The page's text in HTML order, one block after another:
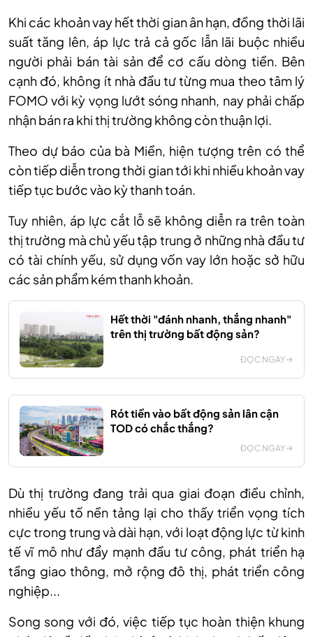
Khi các khoản vay hết thời gian ân hạn, đồng thời lãi
suất tăng lên, áp lực trả cả gốc lẫn lãi buộc nhiều
người phải bán tài sản để cơ cấu dòng tiền. Bên
cạnh đó, không ít nhà đầu tư từng mua theo tâm lý
FOMO với kỳ vọng lướt sóng nhanh, nay phải chấp
nhận bán ra khi thị trường không còn thuận lợi.
Theo dự báo của bà Miền, hiện tượng trên có thể
còn tiếp diễn trong thời gian tới khi nhiều khoản vay
tiếp tục bước vào kỳ thanh toán.
Tuy nhiên, áp lực cắt lỗ sẽ không diễn ra trên toàn
thị trường mà chủ yếu tập trung ở những nhà đầu tư
có tài chính yếu, sử dụng vốn vay lớn hoặc sở hữu
các sản phẩm kém thanh khoản.
Hết thời "đánh nhanh, thắng nhanh"
trên thị trường bất động sản?
ĐỌC NGAY
Rót tiền vào bất động sản lân cận
TOD có chắc thắng?
ĐỌC NGAY
Dù thị trường đang trải qua giai đoạn điều chỉnh,
nhiều yếu tố nền tảng lại cho thấy triển vọng tích
cực trong trung và dài hạn, với loạt động lực từ kinh
tế vĩ mô như đẩy mạnh đầu tư công, phát triển hạ
tầng giao thông, mở rộng đô thị, phát triển công
nghiệp...
Song song với đó, việc tiếp tục hoàn thiện khung